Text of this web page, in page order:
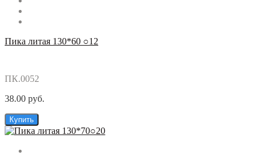
Пика литая 130*60 ○12
ПК.0052
38.00 руб.
Купить